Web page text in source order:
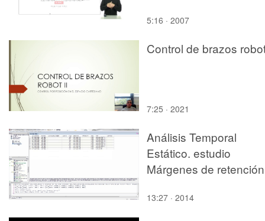
5:16 · 2007
Control de brazos
7:25 · 2021
Análisis Temporal
Estático. estudio
Márgenes de retención
13:27 · 2014